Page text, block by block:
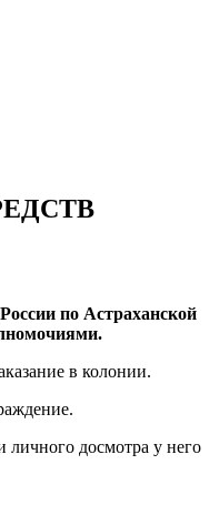
по Астраханской
в колонии.
личного досмотра у него